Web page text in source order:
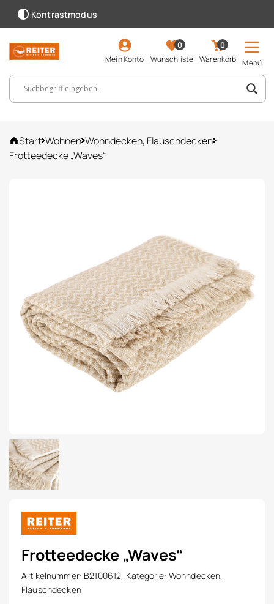
Kontrastmodus
Mein Konto
0
Wunschliste
0
Warenkorb
Menü
Suchbegriff, Artikelnummer ...
Start Wohnen Wohndecken, Flauschdecken
Frotteedecke „Waves“
Frotteedecke „Waves“
Artikelnummer: B2100612 Kategorie: Wohndecken,
Flauschdecken